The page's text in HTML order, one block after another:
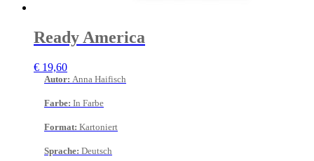
Ready America
€ 19,60
Autor: Anna Haifisch
Farbe: In Farbe
Format: Kartoniert
Sprache: Deutsch